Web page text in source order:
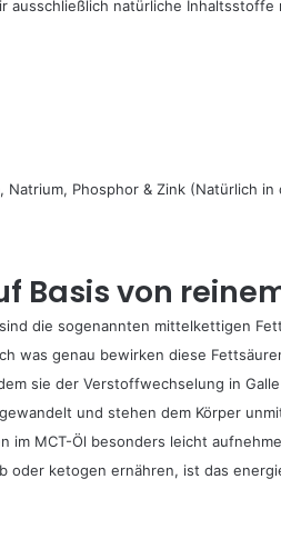
ausschließlich natürliche
Phosphor & Zink (Natürlich
Basis von
die sogenannten mittelkettigen
was genau bewirken diese
sie der Verstoffwechselung in
und stehen dem Körper
im MCT-Öl besonders leicht
ketogen ernähren, ist das